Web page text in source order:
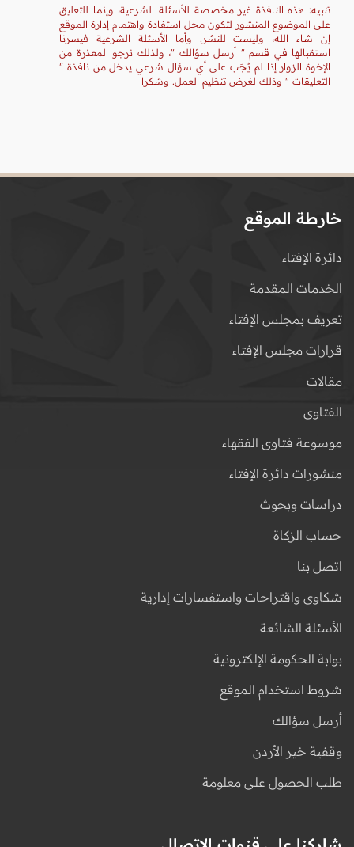
تنبيه: هذه النافذة غير مخصصة للأسئلة الشرعية، وإنما للتعليق
على الموضوع المنشور لتكون محل استفادة واهتمام إدارة الموقع
إن شاء الله، وليست للنشر. وأما الأسئلة الشرعية فيسرنا
استقبالها في قسم " أرسل سؤالك "، ولذلك نرجو المعذرة من
الإخوة الزوار إذا لم يُجَب على أي سؤال شرعي يدخل من نافذة "
التعليقات " وذلك لغرض تنظيم العمل. وشكرا
خارطة الموقع
دائرة الإفتاء
الخدمات المقدمة
تعريف بمجلس الإفتاء
قرارات مجلس الإفتاء
مقالات
الفتاوى
موسوعة فتاوى الفقهاء
منشورات دائرة الإفتاء
دراسات وبحوث
حساب الزكاة
اتصل بنا
شكاوى واقتراحات واستفسارات إدارية
الأسئلة الشائعة
بوابة الحكومة الإلكترونية
شروط استخدام الموقع
أرسل سؤالك
وقفية خير الأردن
طلب الحصول على معلومة